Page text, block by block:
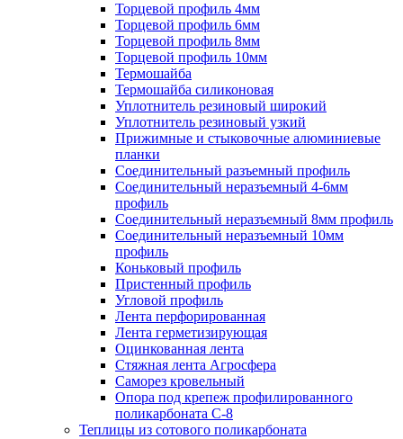
Торцевой профиль 4мм
Торцевой профиль 6мм
Торцевой профиль 8мм
Торцевой профиль 10мм
Термошайба
Термошайба силиконовая
Уплотнитель резиновый широкий
Уплотнитель резиновый узкий
Прижимные и стыковочные алюминиевые
планки
Соединительный разъемный профиль
Соединительный неразъемный 4-6мм
профиль
Соединительный неразъемный 8мм профиль
Соединительный неразъемный 10мм
профиль
Коньковый профиль
Пристенный профиль
Угловой профиль
Лента перфорированная
Лента герметизирующая
Оцинкованная лента
Стяжная лента Агросфера
Саморез кровельный
Опора под крепеж профилированного
поликарбоната С-8
Теплицы из сотового поликарбоната